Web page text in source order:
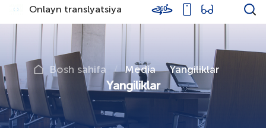
Onlayn translyatsiya
Bosh sahifa Media Yangiliklar
Yangiliklar